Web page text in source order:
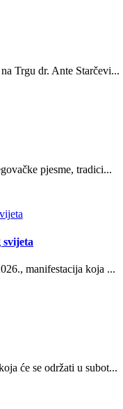
Trgu dr. Ante Starčevi...
pjesme, tradici...
svijeta
manifestacija koja ...
će se održati u subot...